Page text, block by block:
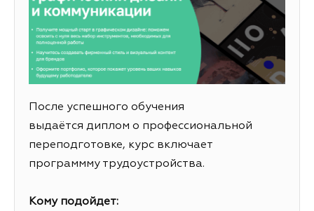
После успешного обучения
выдаётся диплом о профессиональной
переподготовке, курс включает
программму трудоустройства.
Кому подойдет: